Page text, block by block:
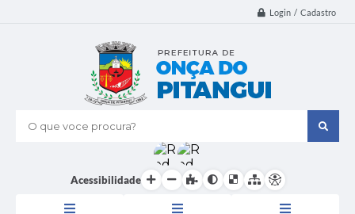
Login / Cadastro
O que voce procura?
Acessibilidade